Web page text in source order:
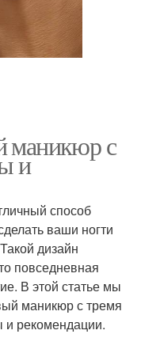
маникюр с
и
способ
ваши ногти
дизайн
повседневная
В этой статье мы
маникюр с тремя
и рекомендации.